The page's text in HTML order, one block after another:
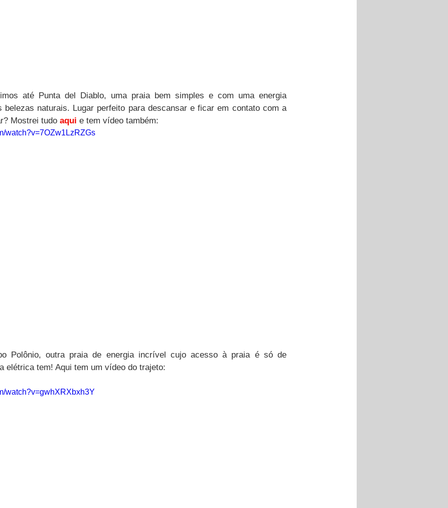
até Punta del Diablo, uma praia bem simples e com uma energia
belezas naturais. Lugar perfeito para descansar e ficar em contato com a
Mostrei tudo aqui e tem vídeo também:
watch?v=7OZw1LzRZGs
Polônio, outra praia de energia incrível cujo acesso à praia é só de
elétrica tem! Aqui tem um vídeo do trajeto:
watch?v=gwhXRXbxh3Y